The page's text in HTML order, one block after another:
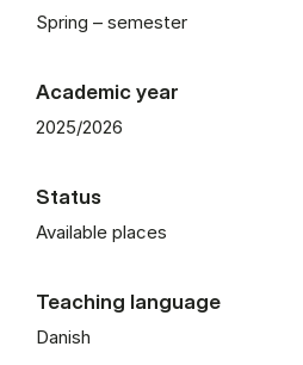
Spring – semester
Academic year
2025/2026
Status
Available places
Teaching language
Danish